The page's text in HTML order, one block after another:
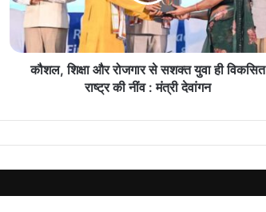
कौशल, शिक्षा और रोजगार से सशक्त युवा ही विकसित
राष्ट्र की नींव : मंत्री देवांगन